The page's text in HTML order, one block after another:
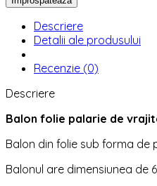
Descriere
Detalii ale produsului
Recenzie (0)
Descriere
Balon folie palarie de
Balon din folie sub forma de
Balonul are dimensiunea de